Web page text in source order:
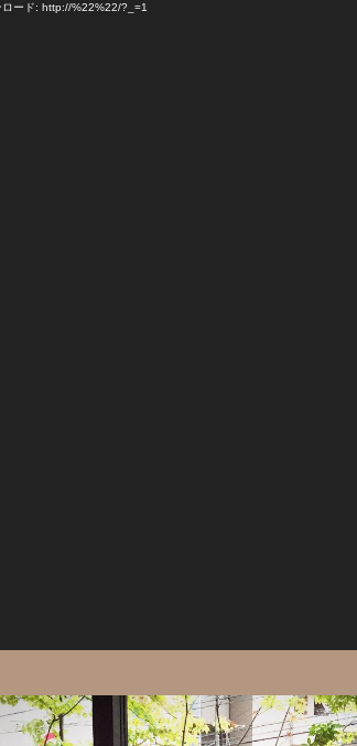
ロード: http://%22%22/?_=1